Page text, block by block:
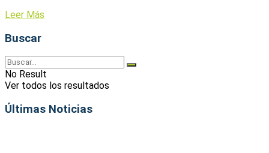
Leer Más
Buscar
No Result
Ver todos los resultados
Últimas Noticias